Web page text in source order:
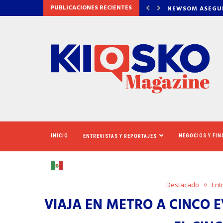
PUBLICACIONES RECIENTES
DE OZEMPIC NEWSOM
INICIO ENTREVISTAS Y REPORTAJES NEGOCIOS Y
Destacado
VIAJA EN METRO A CINCO